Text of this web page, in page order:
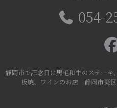
054-
静岡市で記念日に黒毛和牛のステーキ
板焼、ワインのお店 静岡市葵区